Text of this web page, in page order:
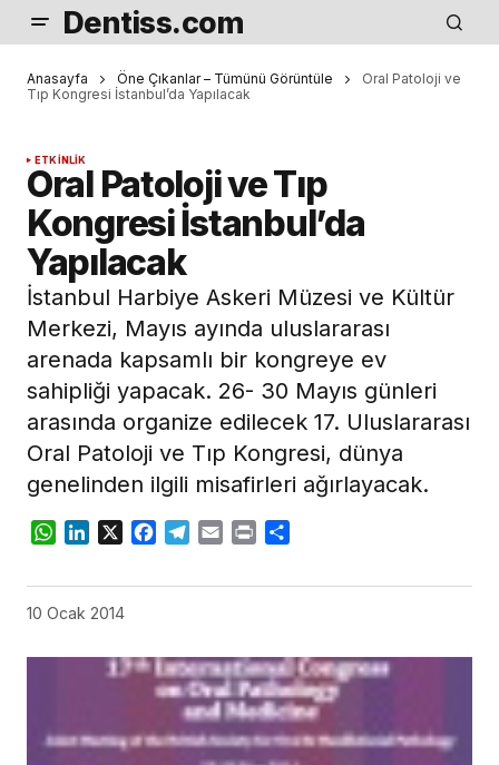
Dentiss.com
Anasayfa Öne Çıkanlar – Tümünü Görüntüle
Oral Patoloji ve
Tıp Kongresi İstanbul’da Yapılacak
ETKINLIK
Oral Patoloji ve Tıp
Kongresi İstanbul’da
Yapılacak
İstanbul Harbiye Askeri Müzesi ve Kültür
Merkezi, Mayıs ayında uluslararası
arenada kapsamlı bir kongreye ev
sahipliği yapacak. 26- 30 Mayıs günleri
arasında organize edilecek 17. Uluslararası
Oral Patoloji ve Tıp Kongresi, dünya
genelinden ilgili misafirleri ağırlayacak.
WhatsApp
LinkedIn
X Facebook
Telegram
Email Print
10 Ocak 2014